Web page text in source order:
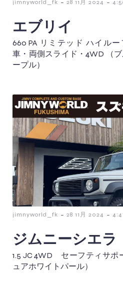
jimnyworld_fk 28 11月 2024
エブリイ
660 PA リミテッド ハイル
車・両側スライド・4WD （
ープル）
jimnyworld_fk - 28 11月 2024 -
ジムニーシエラ
1.5 JC 4WD セーフティサポ
ュアホワイトパール）